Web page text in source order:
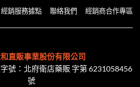
經銷服務據點 聯絡我們 經銷商合作專區
直販事業股份有限公司
號：北府衛店藥販 字第 6231058456
號